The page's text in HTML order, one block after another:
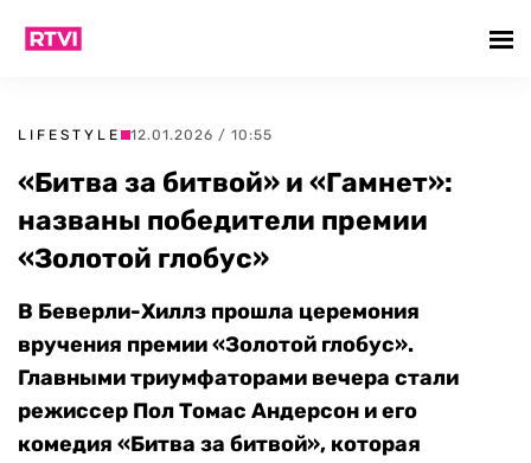
LIFESTYLE 12.01.2026 / 10:55
«Битва за битвой» и «Гамнет»:
названы победители премии
«Золотой глобус»
В Беверли-Хиллз прошла церемония
вручения премии «Золотой глобус».
Главными триумфаторами вечера стали
режиссер Пол Томас Андерсон и его
комедия «Битва за битвой», которая